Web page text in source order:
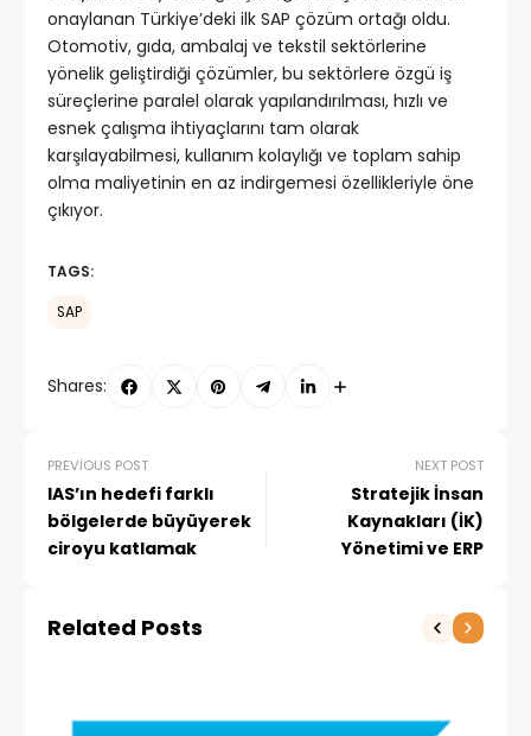
onaylanan Türkiye’deki ilk SAP çözüm ortağı oldu.
Otomotiv, gıda, ambalaj ve tekstil sektörlerine
yönelik geliştirdiği çözümler, bu sektörlere özgü iş
süreçlerine paralel olarak yapılandırılması, hızlı ve
esnek çalışma ihtiyaçlarını tam olarak
karşılayabilmesi, kullanım kolaylığı ve toplam sahip
olma maliyetinin en az indirgemesi özellikleriyle öne
çıkıyor.
TAGS:
SAP
Shares:
PREVIOUS POST
IAS’ın hedefi farklı
bölgelerde büyüyerek
ciroyu katlamak
NEXT POST
Stratejik İnsan
Kaynakları (İK)
Yönetimi ve ERP
Related Posts